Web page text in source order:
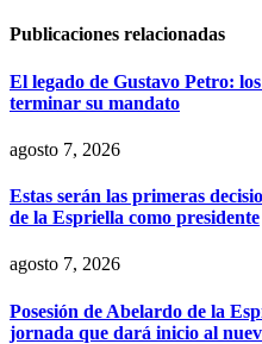
Publicaciones relacionadas
El legado de Gustavo Petro:
terminar su mandato
agosto 7, 2026
Estas serán las primeras
de la Espriella como presidente
agosto 7, 2026
Posesión de Abelardo de la
jornada que dará inicio al